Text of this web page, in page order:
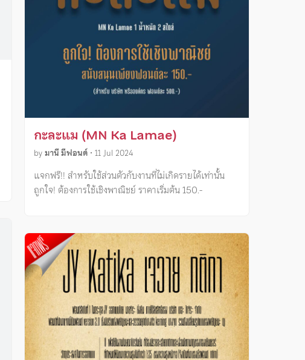
กะละแม (MN Ka Lamae)
byมานี มีฟอนต์• 11 Jul 2024
แจกฟรี!! สำหรับใช้ส่วนตัวกับงานที่ไม่เกิดรายได้เท่านั้น
ถูกใจ! ต้องการใช้เชิงพาณิชย์ ราคาเริ่มต้น 150.-